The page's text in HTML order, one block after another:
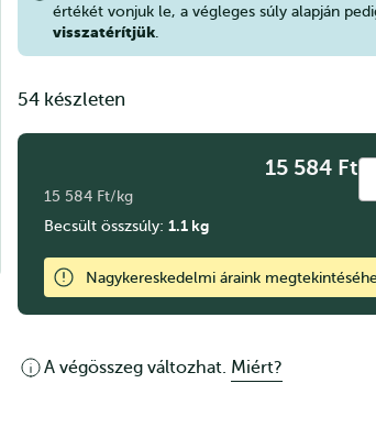
értékét vonjuk le, a végleges súly alapján
visszatérítjük
54 készleten
15 584 Ft
15 584 Ft/kg
Becsült összsúly: 1.1 kg
Nagykereskedelmi áraink
A végösszeg változhat. Miért?